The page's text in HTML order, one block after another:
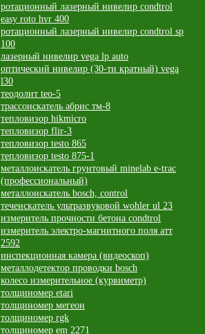
ротационный лазерный нивелир condtrol
easy roto hvr 400
ротационный лазерный нивелир condtrol sp
100
лазерный нивелир vega lp auto
оптический нивелир (30-ти кратный) vega
l30
теодолит teo-5
трассоискатель абрис тм-8
тепловизор hikmicro
тепловизор flir-3
тепловизор testo 865
тепловизор testo 875-1
металлоискатель грунтовый minelab e-trac
(профессиональный)
металлоискатель bosch, control
течеискатель ультразвуковой wohler ul 23
измеритель прочности бетона condtrol
измеритель электро-магнитного поля атт
2592
инспекционная камера (видеоскоп)
металлодетектор проводки bosch
колесо измерительное (курвиметр)
толщиномер etari
толщиномер мегеон
толщиномер rgk
толщиномер em 2271